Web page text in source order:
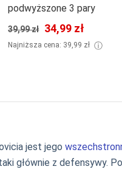
podwyższone 3 pary
39,99 zł 34,99 zł
Najniższa cena: 39,99 zł ⓘ
jest jego
głównie z defensywy.